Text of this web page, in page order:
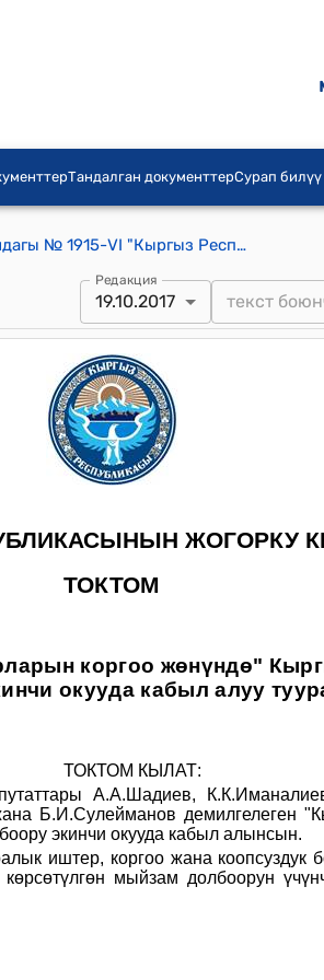
Тандалган документтерСурап билүү
КР Жогорку Кеңешинин 2017-жылдын 19-октябрындагы № 1915-VI "Кыргыз Республикасынын мамлекеттик сырларын коргоо жөнүндө" Кыргыз Республикасынын Мыйзамынын долбоорун экинчи окууда кабыл алуу тууралуу" токтому
Редакция
19.10.2017